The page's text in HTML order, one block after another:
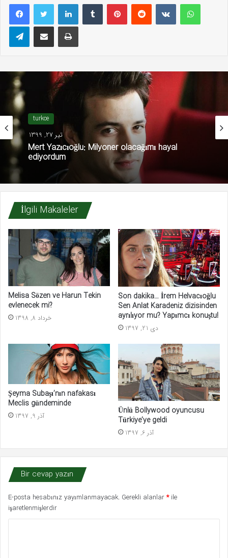
LinkedInTumblr PinterestReddit VKontakte
TelegramE-Posta ile paylaş Yazdır
turkce
تیر 27, 1399
Mert Yazıcıoğlu: Milyoner olacağımı hayal
ediyordum
İlgili Makaleler
Melisa Sözen ve Harun Tekin
evlenecek mi?
خرداد 8, 1398
Son dakika… İrem Helvacıoğlu
Sen Anlat Karadeniz dizisinden
ayrılıyor mu? Yapımcı konuştu!
دی 21, 1397
Şeyma Subaşı’nın nafakası
Meclis gündeminde
آذر 9, 1397
Ünlü Bollywood oyuncusu
Türkiye’ye geldi
آذر 6, 1397
Bir cevap yazın
E-posta hesabınız yayımlanmayacak. Gerekli alanlar*ile
işaretlenmişlerdir